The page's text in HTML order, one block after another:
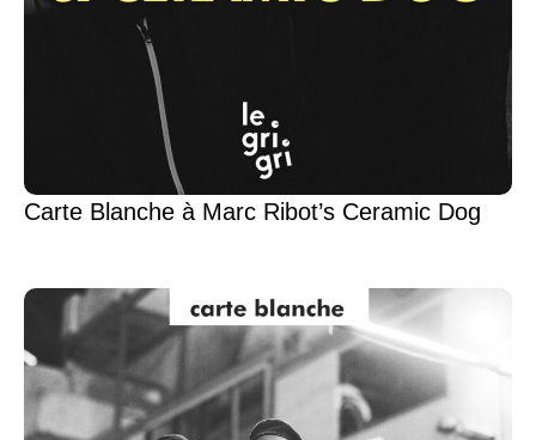
Carte Blanche à Marc Ribot’s Ceramic Dog